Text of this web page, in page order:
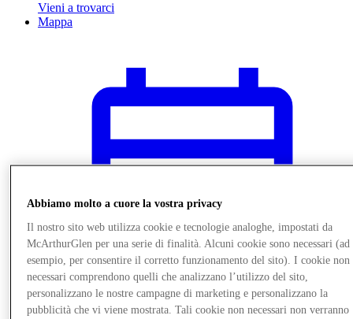
Vieni a trovarci
Mappa
Abbiamo molto a cuore la vostra privacy
Il nostro sito web utilizza cookie e tecnologie analoghe, impostati da
McArthurGlen per una serie di finalità. Alcuni cookie sono necessari (ad
esempio, per consentire il corretto funzionamento del sito). I cookie non
necessari comprendono quelli che analizzano l’utilizzo del sito,
personalizzano le nostre campagne di marketing e personalizzano la
pubblicità che vi viene mostrata. Tali cookie non necessari non verranno